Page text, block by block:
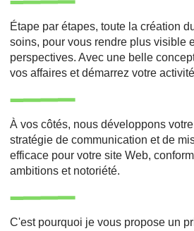
Étape par étapes, toute la création
soins, pour vous rendre plus visible
perspectives. Avec une belle
vos affaires et démarrez votre
À vos côtés, nous développons
stratégie de communication et de
efficace pour votre site Web,
ambitions et notoriété.
C'est pourquoi je vous propose un